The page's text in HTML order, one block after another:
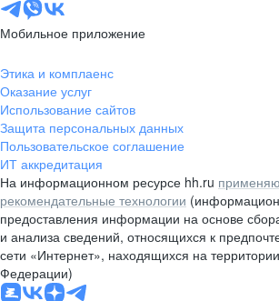
Мобильное приложение
Этика и комплаенс
Оказание услуг
Использование сайтов
Защита персональных данных
Пользовательское соглашение
ИТ аккредитация
На информационном ресурсе hh.ru
рекомендательные технологии
предоставления информации на основе
и анализа сведений, относящихся к
сети «Интернет», находящихся на
Федерации)